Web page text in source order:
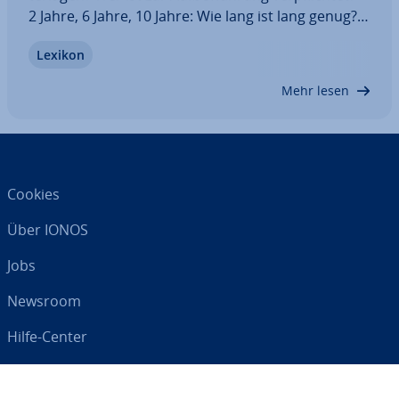
2 Jahre, 6 Jahre, 10 Jahre: Wie lang ist lang genug?
handels- oder steu­er­recht­li­cher Relevanz sind un­
Lexikon
Mehr lesen
Cookies
Über IONOS
Jobs
Newsroom
Hilfe-Center